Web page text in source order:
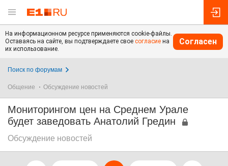
На информационном ресурсе применяются cookie-файлы.
Оставаясь на сайте, вы подтверждаете свое согласие на
их использование.
Согласен
Поиск по форумам
Общение Обсуждение новостей
Мониторингом цен на Среднем Урале
будет заведовать Анатолий Гредин
Обсуждение новостей